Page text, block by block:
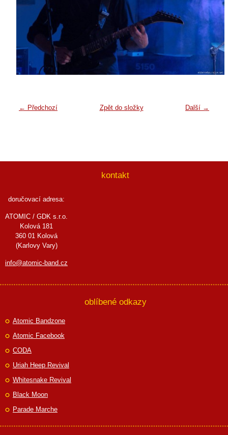
← Předchozí Další →
Zpět do složky
kontakt
doručovací adresa:
ATOMIC / GDK s.r.o.
Kolová 181
360 01 Kolová
(Karlovy Vary)
info@atomic-band.cz
oblíbené odkazy
Atomic Bandzone
Atomic Facebook
CODA
Uriah Heep Revival
Whitesnake Revival
Black Moon
Parade Marche